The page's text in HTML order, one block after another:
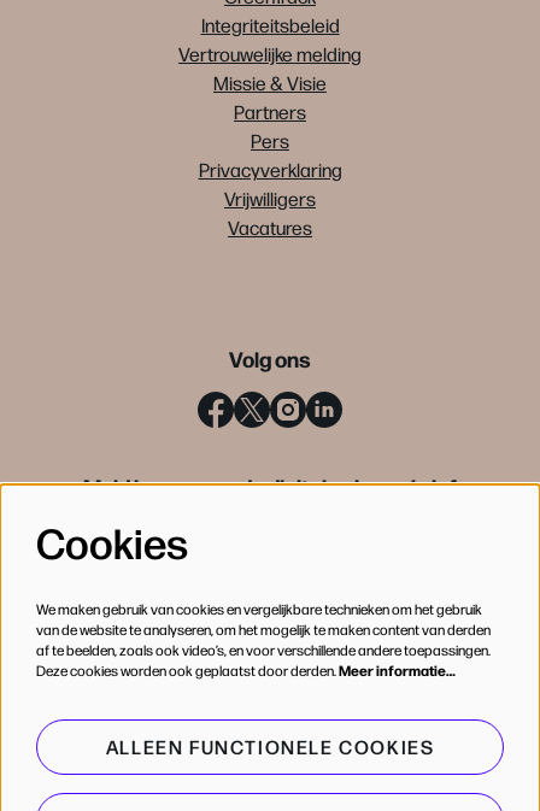
Integriteitsbeleid
Vertrouwelijke melding
Missie & Visie
Partners
Pers
Privacyverklaring
Vrijwilligers
Vacatures
Volg ons
Meld je aan voor de digitale nieuwsbrief
Cookies
We maken gebruik van cookies en vergelijkbare technieken om het gebruik
van de website te analyseren, om het mogelijk te maken content van derden
af te beelden, zoals ook video’s, en voor verschillende andere toepassingen.
Deze cookies worden ook geplaatst door derden.Meer informatie…
ALLEEN FUNCTIONELE COOKIES